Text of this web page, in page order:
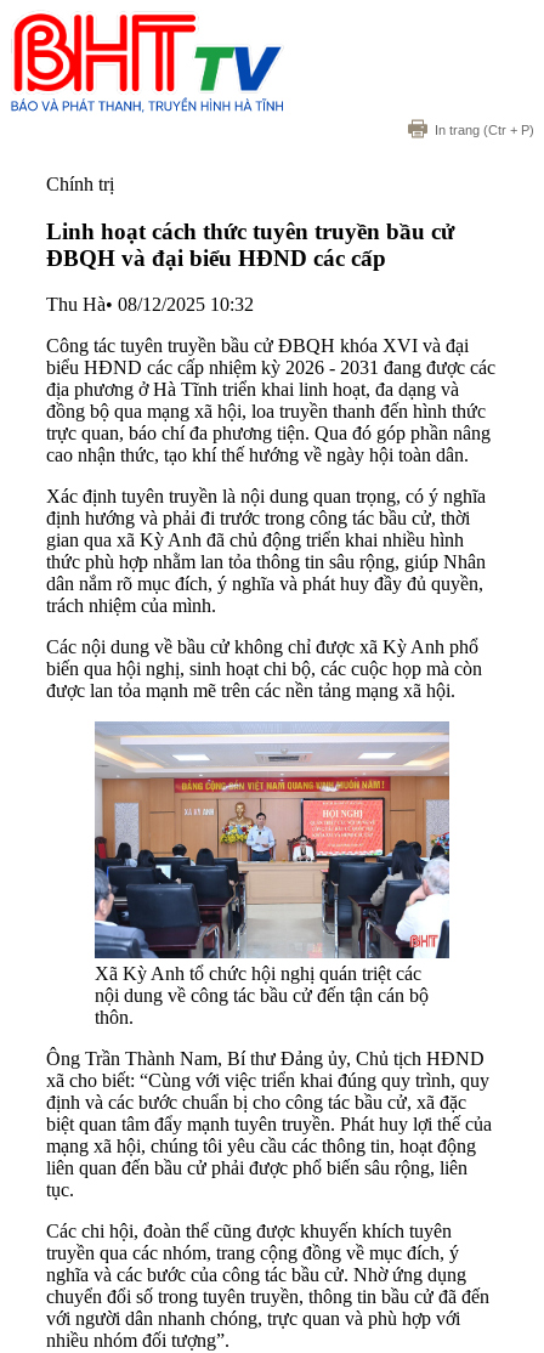
In trang (Ctr + P)
Chính trị
Linh hoạt cách thức tuyên truyền bầu cử
ĐBQH và đại biểu HĐND các cấp
Thu Hà• 08/12/2025 10:32
Công tác tuyên truyền bầu cử ĐBQH khóa XVI và đại
biểu HĐND các cấp nhiệm kỳ 2026 - 2031 đang được các
địa phương ở Hà Tĩnh triển khai linh hoạt, đa dạng và
đồng bộ qua mạng xã hội, loa truyền thanh đến hình thức
trực quan, báo chí đa phương tiện. Qua đó góp phần nâng
cao nhận thức, tạo khí thế hướng về ngày hội toàn dân.
Xác định tuyên truyền là nội dung quan trọng, có ý nghĩa
định hướng và phải đi trước trong công tác bầu cử, thời
gian qua xã Kỳ Anh đã chủ động triển khai nhiều hình
thức phù hợp nhằm lan tỏa thông tin sâu rộng, giúp Nhân
dân nắm rõ mục đích, ý nghĩa và phát huy đầy đủ quyền,
trách nhiệm của mình.
Các nội dung về bầu cử không chỉ được xã Kỳ Anh phổ
biến qua hội nghị, sinh hoạt chi bộ, các cuộc họp mà còn
được lan tỏa mạnh mẽ trên các nền tảng mạng xã hội.
Xã Kỳ Anh tổ chức hội nghị quán triệt các
nội dung về công tác bầu cử đến tận cán bộ
thôn.
Ông Trần Thành Nam, Bí thư Đảng ủy, Chủ tịch HĐND
xã cho biết: “Cùng với việc triển khai đúng quy trình, quy
định và các bước chuẩn bị cho công tác bầu cử, xã đặc
biệt quan tâm đẩy mạnh tuyên truyền. Phát huy lợi thế của
mạng xã hội, chúng tôi yêu cầu các thông tin, hoạt động
liên quan đến bầu cử phải được phổ biến sâu rộng, liên
tục.
Các chi hội, đoàn thể cũng được khuyến khích tuyên
truyền qua các nhóm, trang cộng đồng về mục đích, ý
nghĩa và các bước của công tác bầu cử. Nhờ ứng dụng
chuyển đổi số trong tuyên truyền, thông tin bầu cử đã đến
với người dân nhanh chóng, trực quan và phù hợp với
nhiều nhóm đối tượng”.